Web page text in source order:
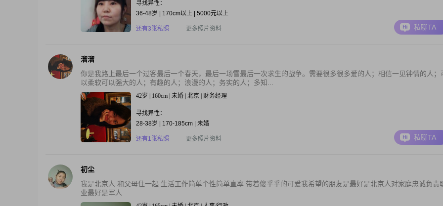
寻找异性：
36-48岁 | 170cm以上 | 5000元以上
还有3张私照 更多照片资料 私聊TA
溜溜
你是我路上最后一个过客最后一个春天，最后一场雪最后一次求生的战争。需要很多很多爱的人；相信一见钟情的人；
以柔软可以强大的人；有趣的人；浪漫的人；务实的人；多知...
42岁 | 160cm | 未婚 | 北京 | 财务经理
寻找异性：
28-38岁 | 170-185cm | 未婚
还有1张私照 更多照片资料 私聊TA
初尘
我是北京人 和父母住一起 生活工作简单个性简单直率 带着傻乎乎的可爱我希望的朋友是最好是北京人对家庭忠诚负责
业最好是军人